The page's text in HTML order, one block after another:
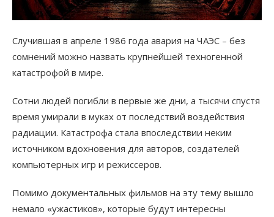
Случившая в апреле 1986 года авария на ЧАЭС – без
сомнений можно назвать крупнейшей техногенной
катастрофой в мире.
Сотни людей погибли в первые же дни, а тысячи спустя
время умирали в муках от последствий воздействия
радиации. Катастрофа стала впоследствии неким
источником вдохновения для авторов, создателей
компьютерных игр и режиссеров.
Помимо документальных фильмов на эту тему вышло
немало «ужастиков», которые будут интересны